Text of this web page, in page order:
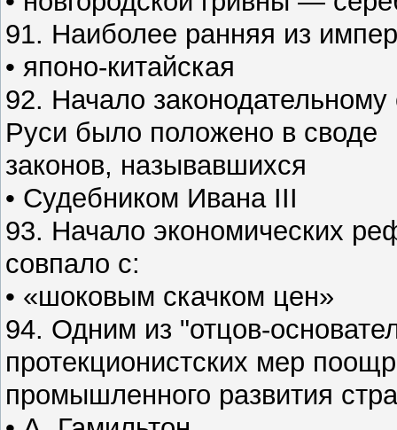
91. Наиболее ранняя из
• японо-китайская
92. Начало
Руси было положено в своде
законов, называвшихся
• Судебником Ивана III
93. Начало экономических
совпало с:
• «шоковым скачком цен»
94. Одним из "отцов-
протекционистских мер
промышленного развития